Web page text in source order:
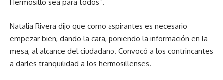
Hermosillo sea para todos”.
Natalia Rivera dijo que como aspirantes es necesario
empezar bien, dando la cara, poniendo la información en la
mesa, al alcance del ciudadano. Convocó a los contrincantes
a darles tranquilidad a los hermosillenses.